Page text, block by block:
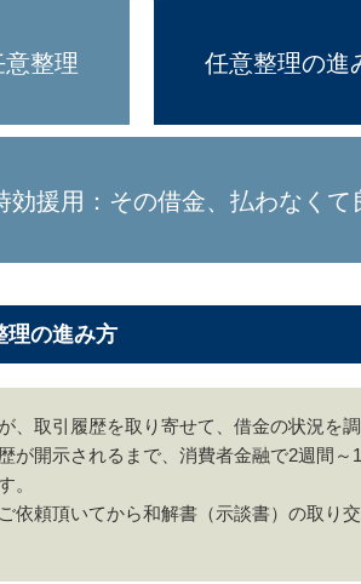
意整理 任意整理の進
効援用：その借金、払わなくて
理の進み方
、取引履歴を取り寄せて、借金の状況を調
が開示されるまで、消費者金融で2週間
。
依頼頂いてから和解書（示談書）の取り